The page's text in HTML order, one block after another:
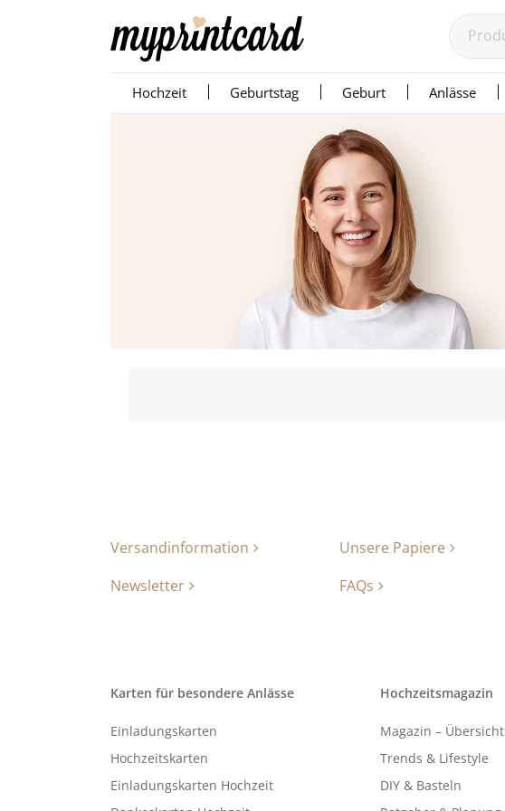
Hochzeit Geburtstag Geburt Anlässe
Versandinformation Unsere Papiere
Newsletter
FAQs
Karten für besondere Anlässe
Einladungskarten
Hochzeitskarten
Einladungskarten Hochzeit
Hochzeitsmagazin
Magazin – Übersicht
Trends & Lifestyle
DIY & Basteln